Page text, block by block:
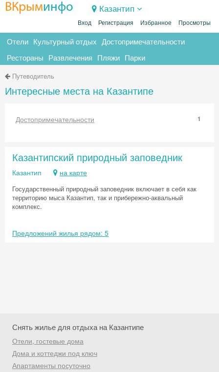
ВКрыминфо Казантип
Вход Регистрация Избранное Просмотры
Отели Культурный отдых Достопримечательности
Рестораны Развлечения Пляжи Парки
Путеводитель
Интересные места на Казантипе
Достопримечательности 1
Казантипский природный заповедник
Казантип на карте
Государственный природный заповедник включает в себя как
территорию мыса Казантип, так и прибережно-аквальный
комплекс.
Предложений жилья рядом: 5
Снять жилье для отдыха на Казантипе
Отели, гостевые дома
Дома и коттеджи под ключ
Апартаменты посуточно